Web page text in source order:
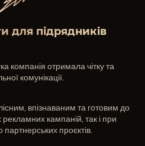
для підрядників
компанія отримала чітку та
комунікації.
впізнаваним та готовим до
кампаній, так і при
партнерських проєктів.